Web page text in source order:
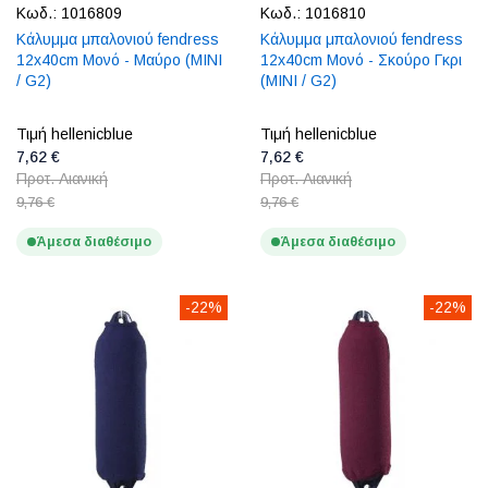
Κωδ.: 1016809
Κάλυμμα μπαλονιού fendress
12x40cm Μονό - Μαύρο (MINI
/ G2)
Τιμή hellenicblue
7,62 €
Προτ. Λιανική
9,76 €
Άμεσα διαθέσιμο
Κωδ.: 1016810
Κάλυμμα μπαλονιού fendress
12x40cm Μονό - Σκούρο Γκρι
(MINI / G2)
Τιμή hellenicblue
7,62 €
Προτ. Λιανική
9,76 €
Άμεσα διαθέσιμο
-22% -22%